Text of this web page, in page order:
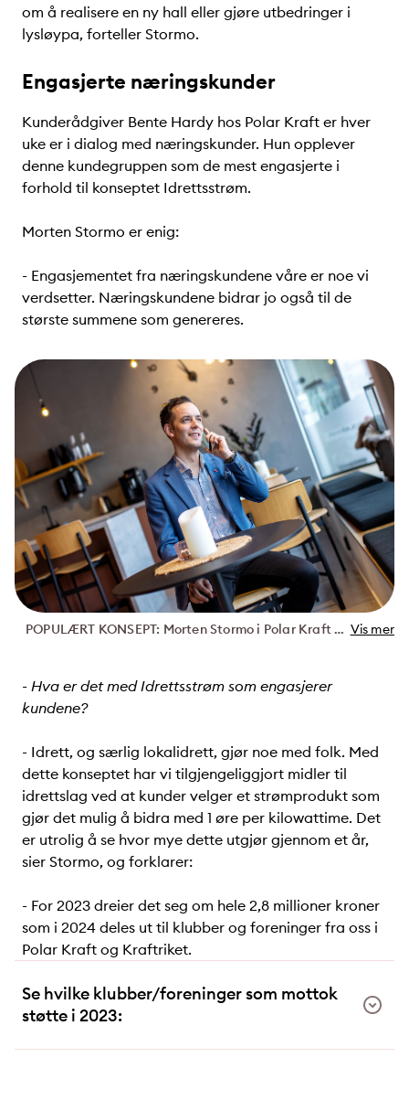
om å realisere en ny hall eller gjøre utbedringer i
lysløypa, forteller Stormo.
Engasjerte næringskunder
Kunderådgiver Bente Hardy hos Polar Kraft er hver
uke er i dialog med næringskunder. Hun opplever
denne kundegruppen som de mest engasjerte i
forhold til konseptet Idrettsstrøm.
Morten Stormo er enig:
- Engasjementet fra næringskundene våre er noe vi
verdsetter. Næringskundene bidrar jo også til de
største summene som genereres.
POPULÆRT KONSEPT: Morten Stormo i Polar Kraft er konseptansvarlig for Idrettsstrøm. - Idrett, og særlig lokalidrett, gjør noe med folk, sier Stormo. Vis mer
- Hva er det med Idrettsstrøm som engasjerer
kundene?
- Idrett, og særlig lokalidrett, gjør noe med folk. Med
dette konseptet har vi tilgjengeliggjort midler til
idrettslag ved at kunder velger et strømprodukt som
gjør det mulig å bidra med 1 øre per kilowattime. Det
er utrolig å se hvor mye dette utgjør gjennom et år,
sier Stormo, og forklarer:
- For 2023 dreier det seg om hele 2,8 millioner kroner
som i 2024 deles ut til klubber og foreninger fra oss i
Polar Kraft og Kraftriket.
Se hvilke klubber/foreninger som mottok
støtte i 2023: